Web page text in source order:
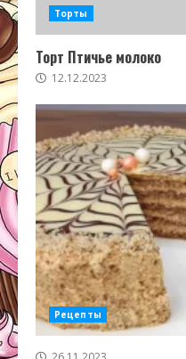
Торты
Торт Птичье молоко
12.12.2023
Рецепты